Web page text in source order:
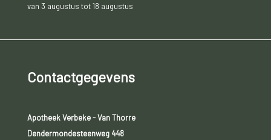
van 3 augustus tot 18 augustus
Contactgegevens
Apotheek Verbeke - Van Thorre
Dendermondesteenweg 448